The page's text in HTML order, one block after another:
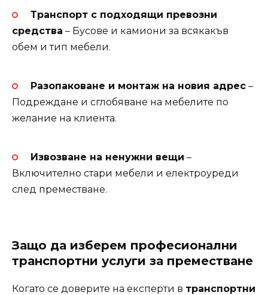
Транспорт с подходящи превозни
средства – Бусове и камиони за всякакъв
обем и тип мебели.
Разопаковане и монтаж на новия адрес–
Подреждане и сглобяване на мебелите по
желание на клиента.
Извозване на ненужни вещи –
Включително стари мебели и електроуреди
след преместване.
Защо да изберем професионални
транспортни услуги за преместване
Когато се доверите на експерти в транспортни